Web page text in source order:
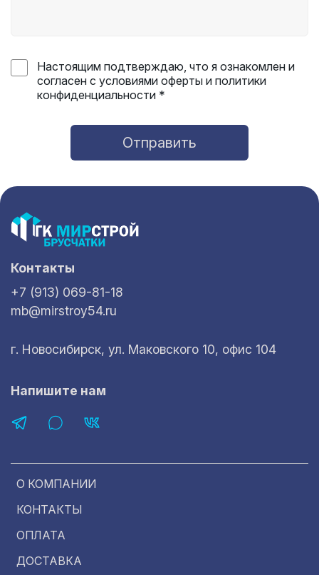
Настоящим подтверждаю, что я ознакомлен и
согласен с условиями оферты и политики
конфиденциальности *
Отправить
О КОМПАНИИ
КОНТАКТЫ
ОПЛАТА
ДОСТАВКА
Контакты
+7 (913) 069-81-18
mb@mirstroy54.ru
г. Новосибирск, ул. Маковского 10, офис 104
Напишите нам